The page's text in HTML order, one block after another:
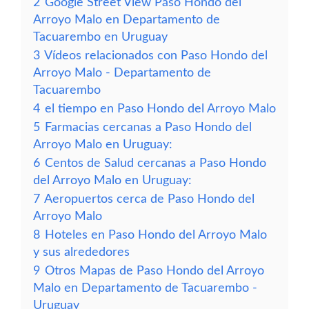
2 Google Street View Paso Hondo del
Arroyo Malo en Departamento de
Tacuarembo en Uruguay
3 Vídeos relacionados con Paso Hondo del
Arroyo Malo - Departamento de
Tacuarembo
4 el tiempo en Paso Hondo del Arroyo Malo
5 Farmacias cercanas a Paso Hondo del
Arroyo Malo en Uruguay:
6 Centos de Salud cercanas a Paso Hondo
del Arroyo Malo en Uruguay:
7 Aeropuertos cerca de Paso Hondo del
Arroyo Malo
8 Hoteles en Paso Hondo del Arroyo Malo
y sus alrededores
9 Otros Mapas de Paso Hondo del Arroyo
Malo en Departamento de Tacuarembo -
Uruguay